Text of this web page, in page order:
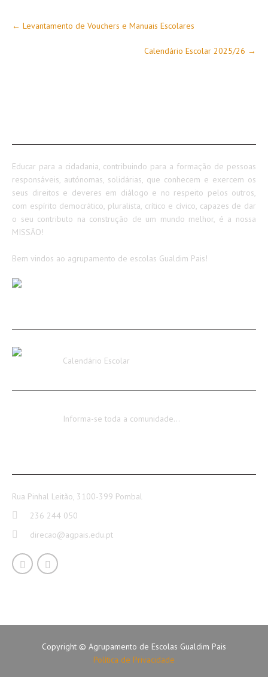
Post
navigation
← Levantamento de Vouchers e Manuais Escolares
Calendário Escolar 2025/26 →
Educar para a cidadania, contribuindo para a formação de pessoas
responsáveis, autónomas, solidárias, que conhecem e exercem os
seus direitos e deveres em diálogo e no respeito pelos outros,
com espírito democrático, pluralista, crítico e cívico, capazes de dar
o seu contributo na construção de um mundo melhor, é a nossa
MISSÃO!
Bem vindos ao agrupamento de escolas Gualdim Pais!
Calendário Escolar
Informa-se toda a comunidade…
Rua Pinhal Leitão, 3100-399 Pombal
236 244 050
direcao@agpais.edu.pt
Copyright © Agrupamento de Escolas Gualdim Pais
Política de Privacidade